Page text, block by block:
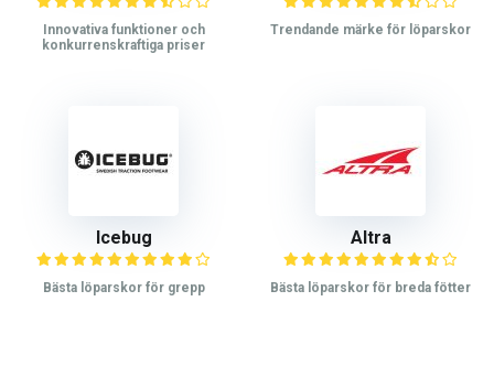
Innovativa funktioner och
konkurrenskraftiga priser
Trendande märke för löparskor
Icebug
Bästa löparskor för grepp
Altra
Bästa löparskor för breda fötter